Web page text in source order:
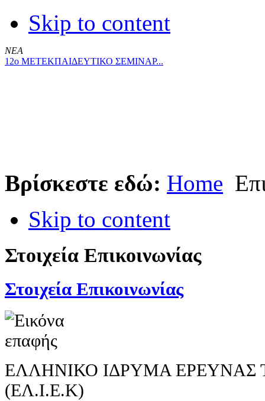
Skip to content
ΝΕΑ
12ο ΜΕΤΕΚΠΑΙΔΕΥΤΙΚΟ ΣΕΜΙΝΑΡ...
Βρίσκεστε εδώ: Home
Skip to content
Στοιχεία Επικοινωνίας
Στοιχεία Επικοινωνίας
ΕΛΛΗΝΙΚΟ ΙΔΡΥΜΑ ΕΡΕΥΝΑΣ
(ΕΛ.Ι.Ε.Κ)